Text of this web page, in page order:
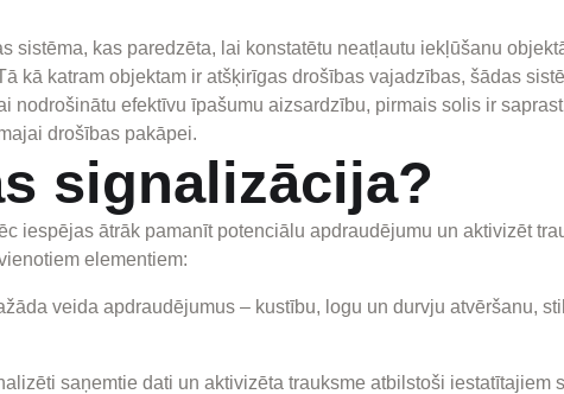
sistēma, kas paredzēta, lai konstatētu neatļautu iekļūšanu
kā katram objektam ir atšķirīgas drošības vajadzības, šādas
nodrošinātu efektīvu īpašumu aizsardzību, pirmais solis ir
drošības pakāpei.
signalizācija?
iespējas ātrāk pamanīt potenciālu apdraudējumu un aktivizēt
elementiem:
veida apdraudējumus – kustību, logu un durvju atvēršanu,
saņemtie dati un aktivizēta trauksme atbilstoši iestatītajiem